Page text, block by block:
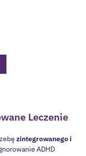
ADHD
drastycznie